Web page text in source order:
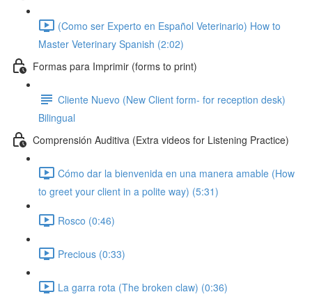
(Como ser Experto en Español Veterinario) How to
Master Veterinary Spanish (2:02)
Formas para Imprimir (forms to print)
Cliente Nuevo (New Client form- for reception desk)
Bilingual
Comprensión Auditiva (Extra videos for Listening Practice)
Cómo dar la bienvenida en una manera amable (How
to greet your client in a polite way) (5:31)
Rosco (0:46)
Precious (0:33)
La garra rota (The broken claw) (0:36)